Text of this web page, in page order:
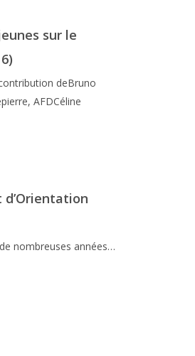
sur le
deBruno
AFDCéline
d’Orientation
nombreuses années…